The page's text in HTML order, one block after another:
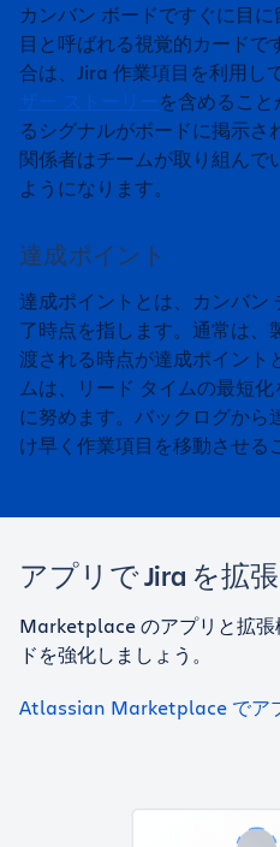
カンバン ボードですぐに目
目と呼ばれる視覚的カードで
合は、Jira 作業項目を利用し
ザー ストーリーを含めるこ
るシグナルがボードに掲示さ
関係者はチームが取り組んで
ようになります。
達成ポイント
達成ポイントとは、カンバン
了時点を指します。通常は、
渡される時点が達成ポイント
ムは、リード タイムの最短
に努めます。バックログから
け早く作業項目を移動させる
アプリで Jira を拡張
Marketplace のアプリと拡張
ドを強化しましょう。
Atlassian Marketplace でア